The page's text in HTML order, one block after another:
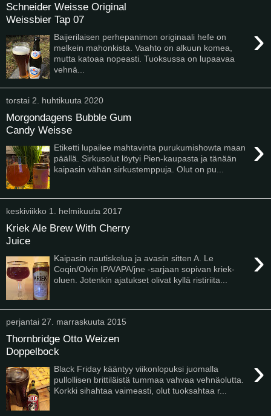
Schneider Weisse Original
Weissbier Tap 07
›
Baijerilaisen perhepanimon originaali hefe on
melkein mahonkista. Vaahto on alkuun komea,
mutta katoaa nopeasti. Tuoksussa on lupaavaa
vehnä...
torstai 2. huhtikuuta 2020
Morgondagens Bubble Gum
Candy Weisse
›
Etiketti lupailee mahtavinta purukumishowta maan
päällä. Sirkusolut löytyi Pien-kaupasta ja tänään
kaipasin vähän sirkustemppuja. Olut on pu...
keskiviikko 1. helmikuuta 2017
Kriek Ale Brew With Cherry
Juice
›
Kaipasin nautiskelua ja avasin sitten A. Le
Coqin/Olvin IPA/APA/jne -sarjaan sopivan kriek-
oluen. Jotenkin ajatukset olivat kyllä ristiriita...
perjantai 27. marraskuuta 2015
Thornbridge Otto Weizen
Doppelbock
›
Black Friday kääntyy viikonlopuksi juomalla
pullollisen brittiläistä tummaa vahvaa vehnäolutta.
Korkki sihahtaa vaimeasti, olut tuoksahtaa r...